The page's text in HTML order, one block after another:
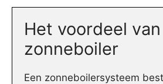
Het voordeel
zonneboiler
Een zonneboilersysteem